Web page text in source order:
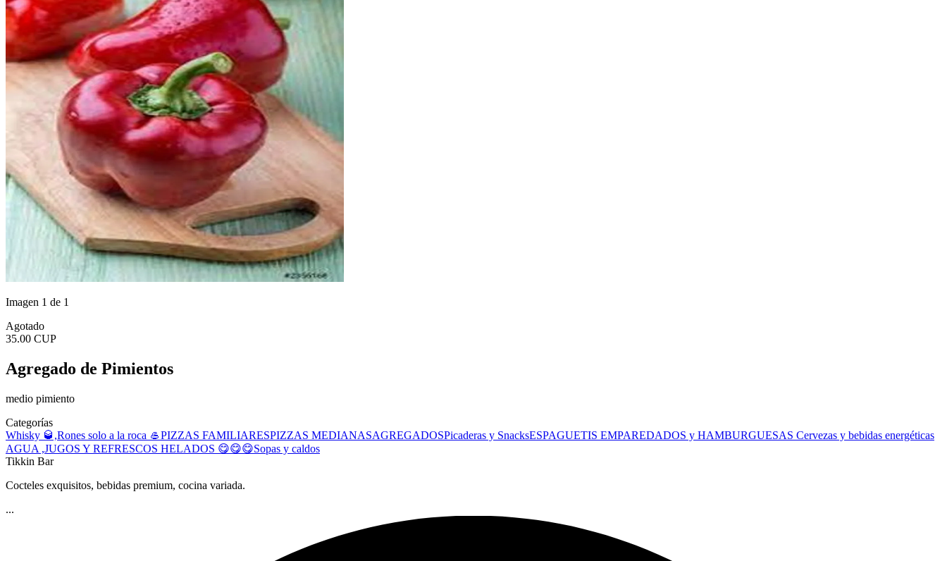
Imagen 1 de 1
Agotado
35.00 CUP
Agregado de Pimientos
medio pimiento
Categorías
Whisky 🥃,Rones solo a la roca 🥌PIZZAS FAMILIARESPIZZAS MEDIANASAGREGADOSPicaderas y SnacksESPAGUETIS EMPAREDADOS y HAMBURGUESAS Cervezas y bebidas energéticas
AGUA ,JUGOS Y REFRESCOS HELADOS 😋😋😋Sopas y caldos
Tikkin Bar
Cocteles exquisitos, bebidas premium, cocina variada.
...